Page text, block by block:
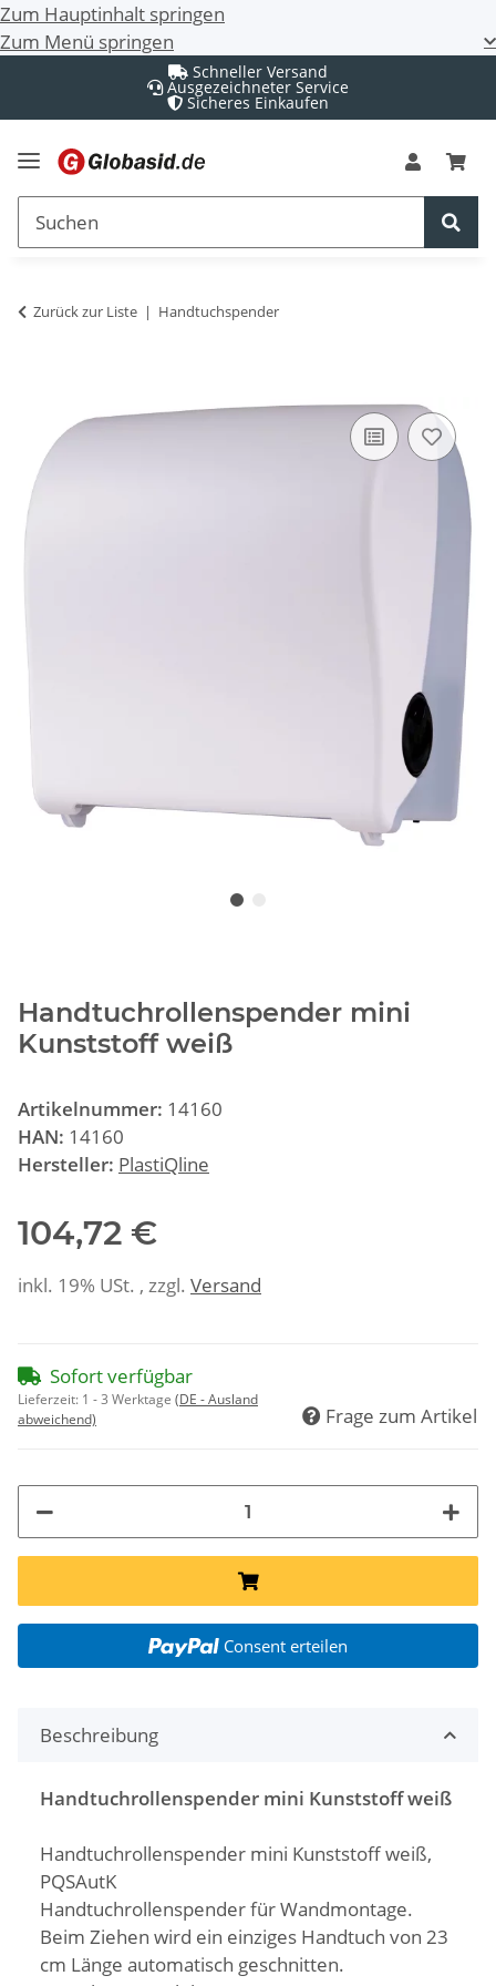
Zum Hauptinhalt springen
Zum Menü springen
Schneller Versand
Ausgezeichneter Service
Sicheres Einkaufen
Zurück zur Liste Handtuchspender
Handtuchrollenspender mini
Kunststoff weiß
Artikelnummer: 14160
HAN: 14160
Hersteller: PlastiQline
104,72 €
inkl. 19% USt. , zzgl. Versand
Sofort verfügbar
Lieferzeit: 1 - 3 Werktage (DE - Ausland
abweichend)
Frage zum Artikel
Consent erteilen
Beschreibung
Handtuchrollenspender mini Kunststoff weiß
Handtuchrollenspender mini Kunststoff weiß,
PQSAutK
Handtuchrollenspender für Wandmontage.
Beim Ziehen wird ein einziges Handtuch von 23
cm Länge automatisch geschnitten.